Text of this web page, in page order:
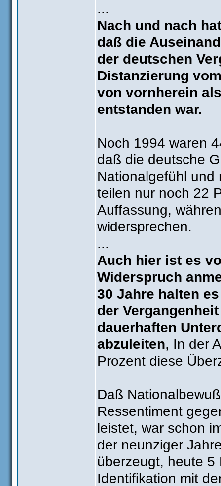
...
Nach und nach
daß die
der deutschen
Distanzierung
von vornherein
entstanden war.
Noch 1994 waren
daß die deutsche
Nationalgefühl und
teilen nur noch 22
Auffassung,
widersprechen.
...
Auch hier ist es
Widerspruch
30 Jahre halten
der
dauerhaften
abzuleiten, In der
Prozent diese
Daß
Ressentiment
leistet, war schon
der neunziger
überzeugt, heute 5
Identifikation mit